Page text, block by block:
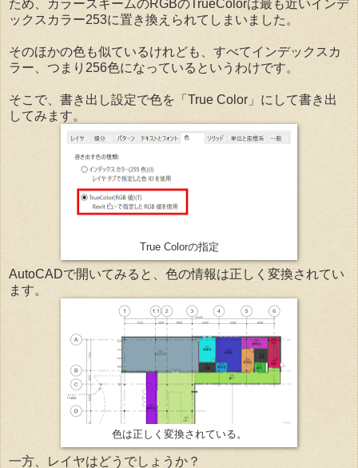
ため、カラースキームのRGBのTrueColorは最も近いインデ
ックスカラー253に置き換えられてしまいました。
そのほかの色も似ているけれども、すべてインデックスカ
ラー、つまり256色になっているというわけです。
そこで、書き出し設定で色を「True Color」にして書き出
してみます。
True Colorの指定
AutoCADで開いてみると、色の情報は正しく変換されてい
ます。
色は正しく変換されている。
一方、レイヤはどうでしょうか？